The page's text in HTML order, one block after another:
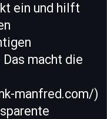
ein und hilft
macht die
manfred.com/)